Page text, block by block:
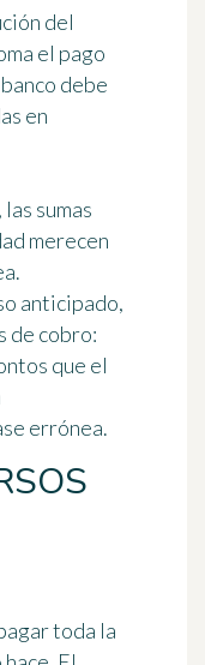
del
el pago
debe
en
sumas
merecen
anticipado,
de cobro:
que el
errónea.
toda la